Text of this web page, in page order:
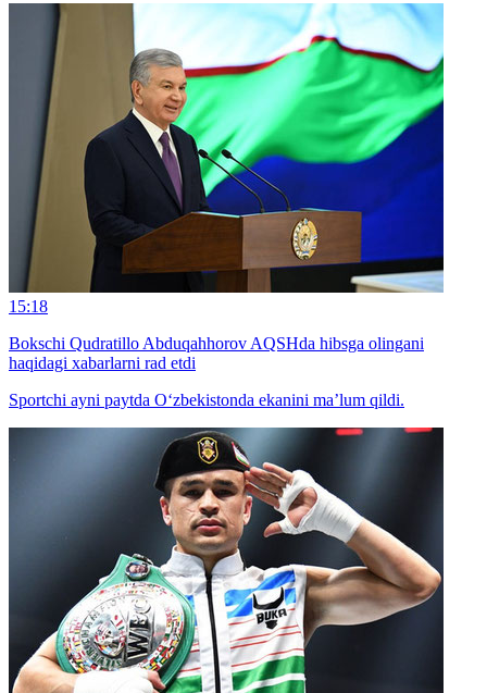
15:18
Bokschi Qudratillo Abduqahhorov AQSHda hibsga olingani
haqidagi xabarlarni rad etdi
Sportchi ayni paytda O‘zbekistonda ekanini ma’lum qildi.